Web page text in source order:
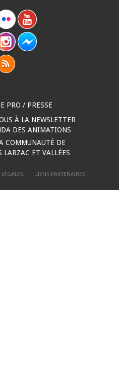
PRO / PRESSE
À LA NEWSLETTER
DES ANIMATIONS
COMMUNAUTÉ DE
LARZAC ET VALLÉES
LIENS PARTENAIRES